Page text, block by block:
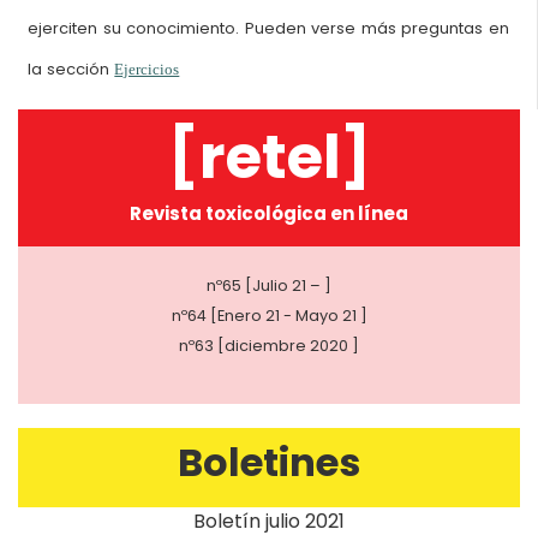
ejerciten su conocimiento. Pueden verse más preguntas en
la secciónEjercicios
[retel]
Revista toxicológica en línea
nº65 [Julio 21 – ]
nº64 [Enero 21 - Mayo 21 ]
nº63 [diciembre 2020 ]
Boletines
Boletín julio 2021